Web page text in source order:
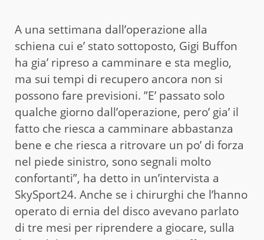
A una settimana dall’operazione alla
schiena cui e’ stato sottoposto, Gigi Buffon
ha gia’ ripreso a camminare e sta meglio,
ma sui tempi di recupero ancora non si
possono fare previsioni. ”E’ passato solo
qualche giorno dall’operazione, pero’ gia’ il
fatto che riesca a camminare abbastanza
bene e che riesca a ritrovare un po’ di forza
nel piede sinistro, sono segnali molto
confortanti”, ha detto in un’intervista a
SkySport24. Anche se i chirurghi che l’hanno
operato di ernia del disco avevano parlato
di tre mesi per riprendere a giocare, sulla